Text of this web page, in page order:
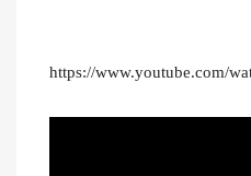
https://www.youtube.com/